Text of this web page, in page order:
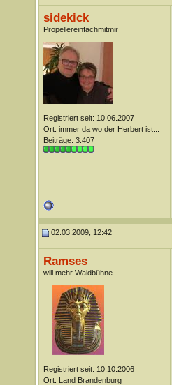
sidekick
Propellereinfachmitmir
Registriert seit: 10.06.2007
Ort: immer da wo der Herbert ist...
Beiträge: 3.407
02.03.2009, 12:42
Ramses
will mehr Waldbühne
Registriert seit: 10.10.2006
Ort: Land Brandenburg